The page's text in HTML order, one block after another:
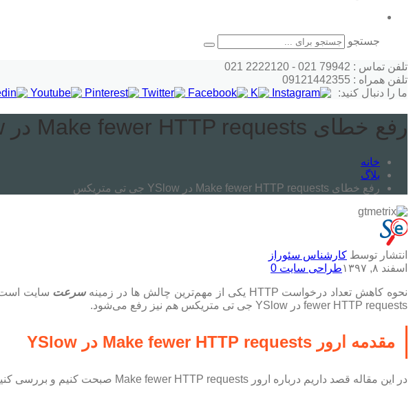
جستجو
تلفن تماس : 79942 021 - 2222120 021
تلفن همراه : 09121442355
ما را دنبال کنید:
رفع خطای Make fewer HTTP requests در YSlow جی تی متریکس
خانه
بلاگ
رفع خطای Make fewer HTTP requests در YSlow جی تی متریکس
انتشار توسط کارشناس سئوراز
اسفند ۸, ۱۳۹۷
طراحی سایت
نحوه کاهش تعداد درخواست HTTP یکی از مهم‌ترین چالش ها در زمینه سرعت
fewer HTTP requests در YSlow جی تی متریکس هم نیز رفع می‌شود.
مقدمه ارور Make fewer HTTP requests در YSlow
در این مقاله قصد داریم درباره ارور Make fewer HTTP requests صبحت کنیم و بررسی کنیم منظور از